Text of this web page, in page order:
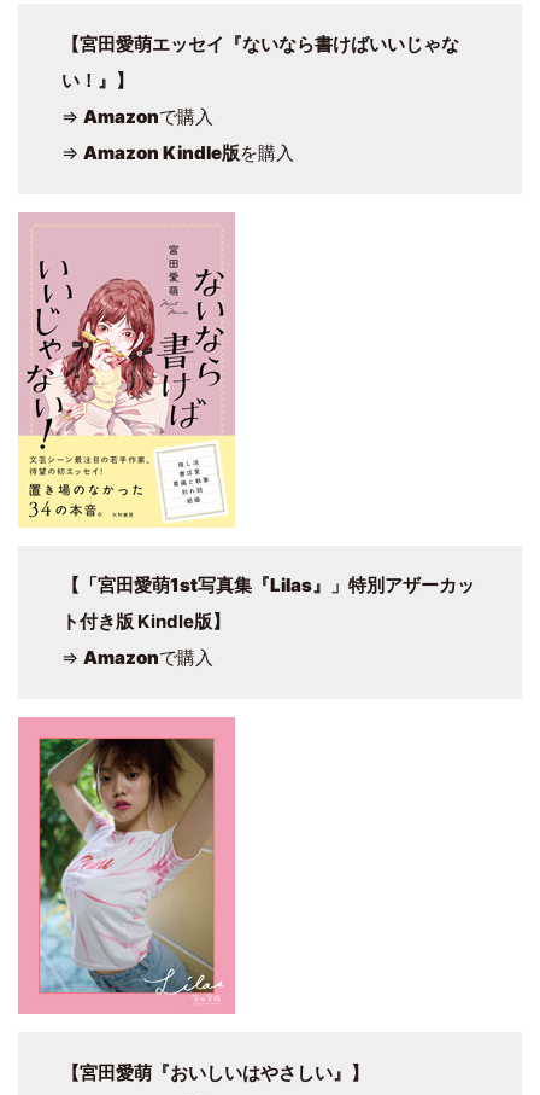
【宮田愛萌エッセイ『ないなら書けばいいじゃな
い！』】
⇒ Amazonで購入
⇒ Amazon Kindle版を購入
【 「宮田愛萌1st写真集『Lilas』」 特別アザーカッ
ト付き版 Kindle版】
⇒ Amazonで購入
【宮田愛萌『おいしいはやさしい』】